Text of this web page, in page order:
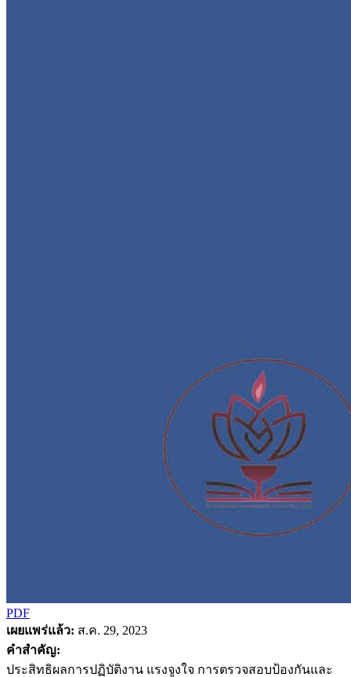
PDF
เผยแพร่แล้ว: ส.ค. 29, 2023
คำสำคัญ:
ประสิทธิผลการปฏิบัติงาน แรงจูงใจ การตรวจสอบป้องกันและ